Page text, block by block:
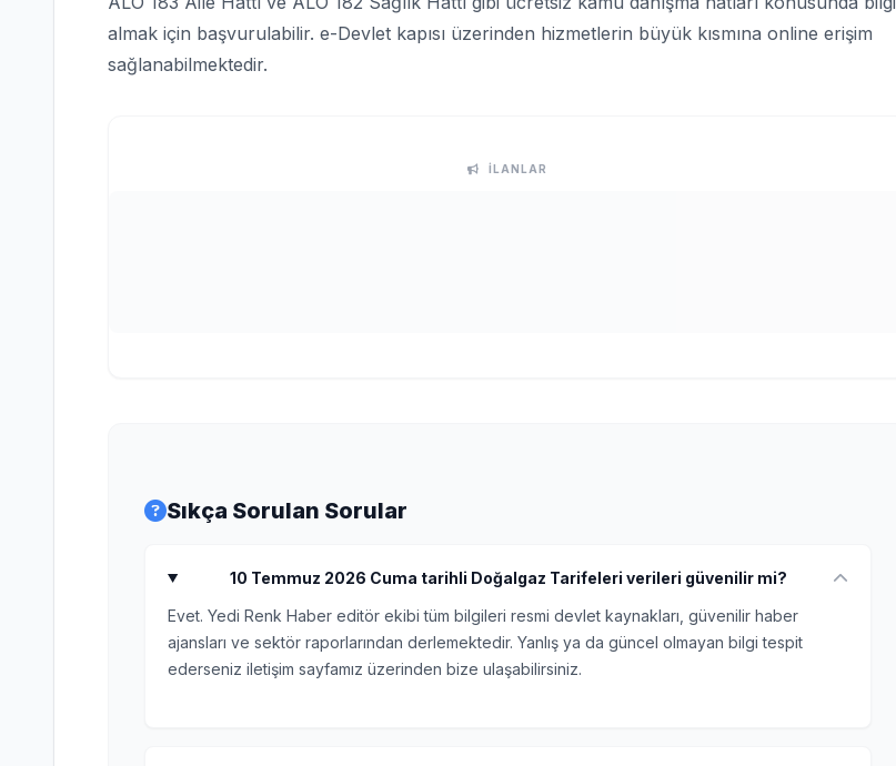
almak için başvurulabilir. e-Devlet kapısı üzerinden hizmetlerin büyük kısmına online erişim
sağlanabilmektedir.
İLANLAR
Sıkça Sorulan Sorular
10 Temmuz 2026 Cuma tarihli Doğalgaz Tarifeleri verileri güvenilir mi?
Evet. Yedi Renk Haber editör ekibi tüm bilgileri resmi devlet kaynakları, güvenilir haber
ajansları ve sektör raporlarından derlemektedir. Yanlış ya da güncel olmayan bilgi tespit
ederseniz iletişim sayfamız üzerinden bize ulaşabilirsiniz.